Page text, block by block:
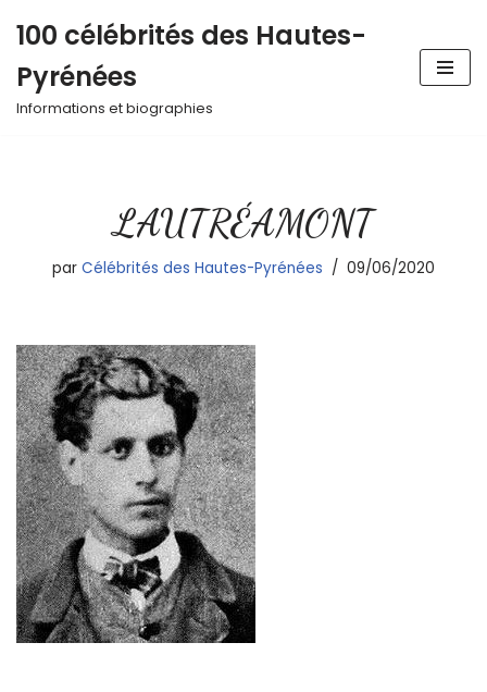
au
contenu
100 célébrités des Hautes-
Pyrénées
Informations et biographies
LAUTRÉAMONT
par Célébrités des Hautes-Pyrénées 09/06/2020